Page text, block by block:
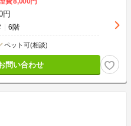
円
6階
ペット可(相談)
問い合わせ